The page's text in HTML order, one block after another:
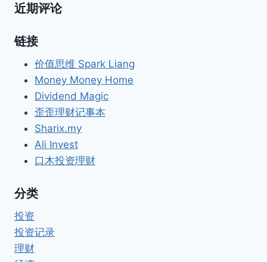
近期评论
链接
价值思维 Spark Liang
Money Money Home
Dividend Magic
歪歪理财记事本
Sharix.my
Ali Invest
口木投资理财
分类
投资
投资记录
理财